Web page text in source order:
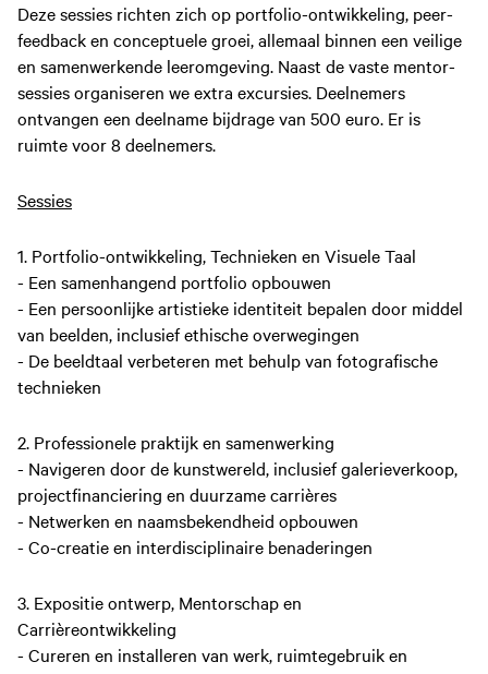
Deze sessies richten zich op portfolio-ontwikkeling, peer-
feedback en conceptuele groei, allemaal binnen een veilige
en samenwerkende leeromgeving. Naast de vaste mentor-
sessies organiseren we extra excursies. Deelnemers
ontvangen een deelname bijdrage van 500 euro. Er is
ruimte voor 8 deelnemers.
Sessies
1. Portfolio-ontwikkeling, Technieken en Visuele Taal
- Een samenhangend portfolio opbouwen
- Een persoonlijke artistieke identiteit bepalen door middel
van beelden, inclusief ethische overwegingen
- De beeldtaal verbeteren met behulp van fotografische
technieken
2. Professionele praktijk en samenwerking
- Navigeren door de kunstwereld, inclusief galerieverkoop,
projectfinanciering en duurzame carrières
- Netwerken en naamsbekendheid opbouwen
- Co-creatie en interdisciplinaire benaderingen
3. Expositie ontwerp, Mentorschap en
Carrièreontwikkeling
- Cureren en installeren van werk, ruimtegebruik en